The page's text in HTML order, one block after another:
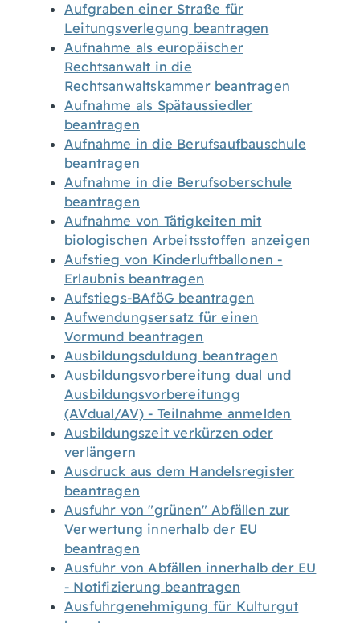
Aufgraben einer Straße für
Leitungsverlegung beantragen
Aufnahme als europäischer
Rechtsanwalt in die
Rechtsanwaltskammer beantragen
Aufnahme als Spätaussiedler
beantragen
Aufnahme in die Berufsaufbauschule
beantragen
Aufnahme in die Berufsoberschule
beantragen
Aufnahme von Tätigkeiten mit
biologischen Arbeitsstoffen anzeigen
Aufstieg von Kinderluftballonen -
Erlaubnis beantragen
Aufstiegs-BAföG beantragen
Aufwendungsersatz für einen
Vormund beantragen
Ausbildungsduldung beantragen
Ausbildungsvorbereitung dual und
Ausbildungsvorbereitungg
(AVdual/AV) - Teilnahme anmelden
Ausbildungszeit verkürzen oder
verlängern
Ausdruck aus dem Handelsregister
beantragen
Ausfuhr von "grünen" Abfällen zur
Verwertung innerhalb der EU
beantragen
Ausfuhr von Abfällen innerhalb der EU
- Notifizierung beantragen
Ausfuhrgenehmigung für Kulturgut